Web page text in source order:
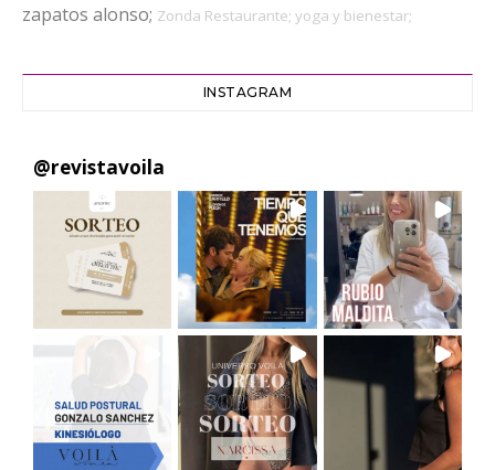
zapatos alonso; Zonda Restaurante; yoga y bienestar;
INSTAGRAM
@revistavoila